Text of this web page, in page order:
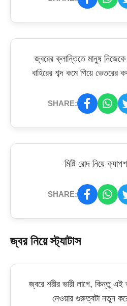
জ্বরের ক্লান্তিতে মানুষ
বাহিরের শব্দ কমে গিয়ে
SHARE:
মিষ্টি রোদ নিয়ে
SHARE:
জ্বর নিয়ে স্ট্যাটাস
জ্বরে শরীর ভারী লাগে, কিন্তু এই
নেওয়ার গুরুত্বটা নতুন